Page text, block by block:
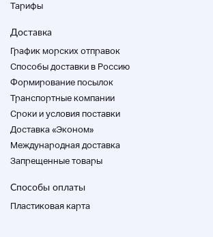
Тарифы
Доставка
График морских отправок
Способы доставки в Россию
Формирование посылок
Транспортные компании
Cроки и условия поставки
Доставка «Эконом»
Международная доставка
Запрещенные товары
Способы оплаты
Пластиковая карта